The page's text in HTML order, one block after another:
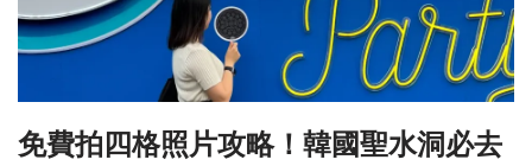
免費拍四格照片攻略！韓國聖水洞必去